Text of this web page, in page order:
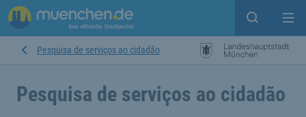
Open
Pesquisa de serviços ao cidadão
Pesquisa de serviços ao cidadão